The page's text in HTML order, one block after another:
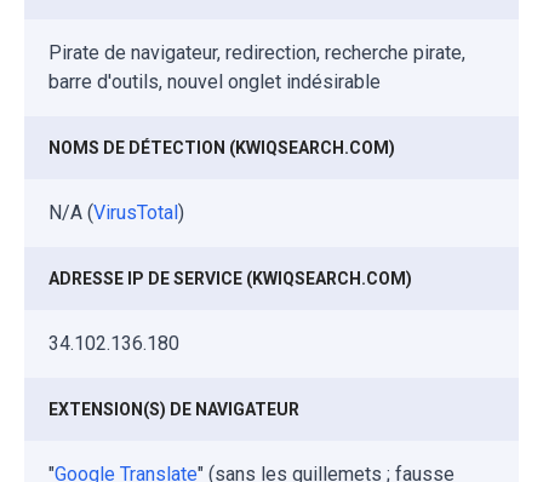
Pirate de navigateur, redirection, recherche pirate,
barre d'outils, nouvel onglet indésirable
NOMS DE DÉTECTION (KWIQSEARCH.COM)
N/A (VirusTotal )
ADRESSE IP DE SERVICE (KWIQSEARCH.COM)
34.102.136.180
EXTENSION(S) DE NAVIGATEUR
"Google Translate" (sans les guillemets ; fausse